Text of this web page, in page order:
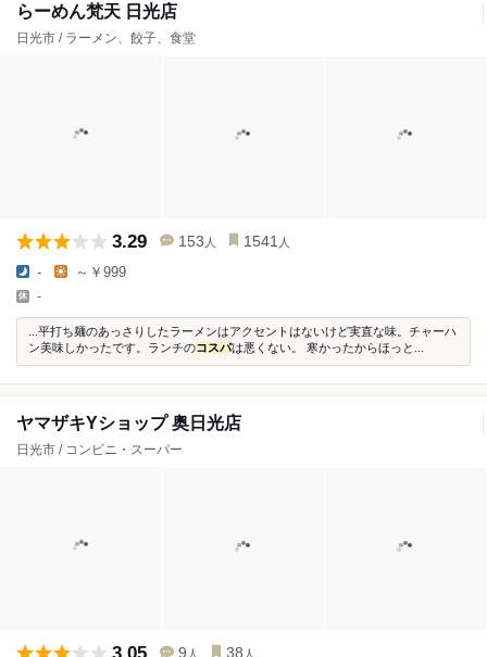
らーめん梵天 日光店
日光市 / ラーメン、餃子、食堂
3.29 153 人 1541 人
- ～￥999
-
...平打ち麺のあっさりしたラーメンはアクセントはないけど実直な味。チャーハ
ン美味しかったです。ランチのコスパは悪くない。 寒かったからほっと...
ヤマザキYショップ 奥日光店
日光市 / コンビニ・スーパー
3.05 9 人 38 人